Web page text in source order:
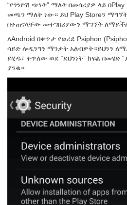
“የጎንዮሽ ጭነት” ማለት በመሳሪያዎ ላይ
መጫን ማለት ነው። ይህ Play Storeን
በቀጠናላቸው መተግበሪያውን ማግኘት
ለAndroid በቀጥታ የወረደ Psiphon
ሳይድ ሎዲንግን ማንቃት አለብዎት።ይህንን
ይሂዱ፣ ቀጥለው ወደ “ደህንነት” ክፍል
ያንቁ።